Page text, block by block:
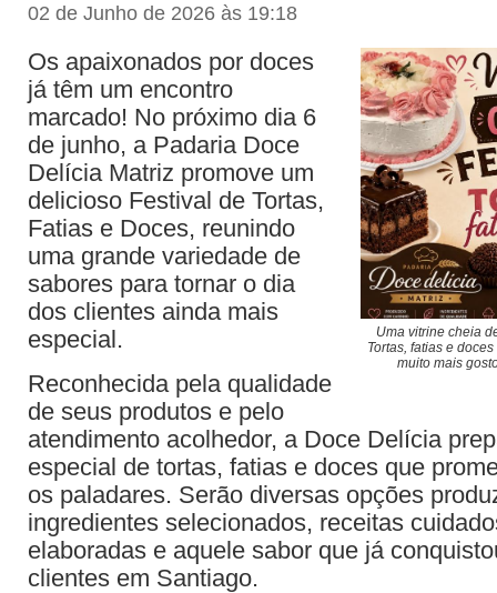
02 de Junho de 2026 às 19:18
Uma vitrine cheia
Tortas, fatias e
muito mais
Os apaixonados por doces
já têm um encontro
marcado! No próximo dia 6
de junho, a Padaria Doce
Delícia Matriz promove um
delicioso Festival de Tortas,
Fatias e Doces, reunindo
uma grande variedade de
sabores para tornar o dia
dos clientes ainda mais
especial.
Reconhecida pela qualidade
de seus produtos e pelo
atendimento acolhedor, a Doce Delícia
especial de tortas, fatias e doces que
os paladares. Serão diversas opções
ingredientes selecionados, receitas
elaboradas e aquele sabor que já
clientes em Santiago.